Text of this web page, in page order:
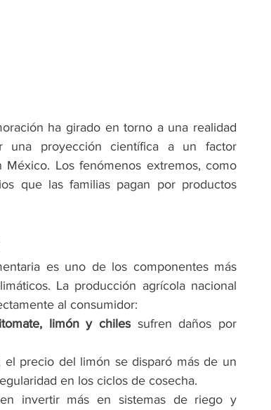
ha girado en torno a una realidad
una proyección científica a un factor
Los fenómenos extremos, como
que las familias pagan por productos
es uno de los componentes más
La producción agrícola nacional
al consumidor:
limón y chiles sufren daños por
en los ciclos de cosecha.
invertir más en sistemas de riego y